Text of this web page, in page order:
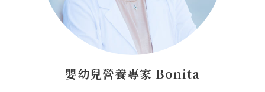
嬰幼兒營養專家 Bonita